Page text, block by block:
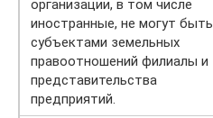
организации, в том числе
иностранные, не могут быть
субъектами земельных
правоотношений филиалы и
представительства
предприятий.